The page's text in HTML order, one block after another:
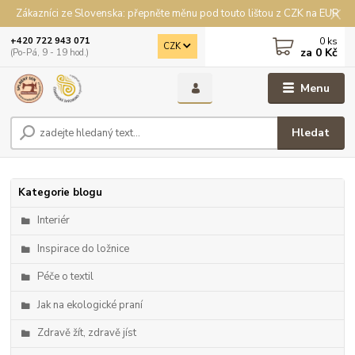
Zákazníci ze Slovenska: přepněte měnu pod touto lištou z CZK na EUR
Menu
CZK
Hledat
+420 722 943 071
(Po-Pá, 9 - 19 hod.)
0 ks
za 0 Kč
Kategorie blogu
Interiér
Inspirace do ložnice
Péče o textil
Jak na ekologické praní
Zdravě žít, zdravě jíst